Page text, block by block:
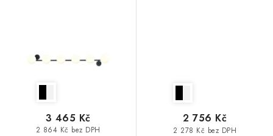
2 864 Kč bez DPH
3 465 Kč
2 278 Kč bez DPH
2 756 Kč